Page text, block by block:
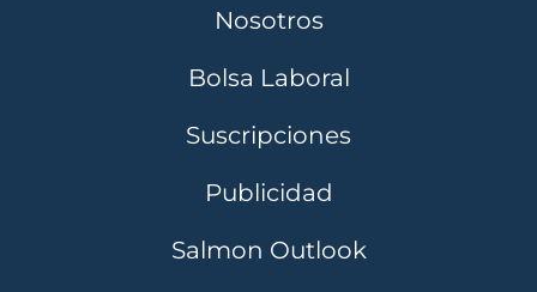
Nosotros
Bolsa Laboral
Suscripciones
Publicidad
Salmon Outlook